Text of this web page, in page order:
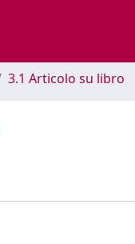
3.1 Articolo su libro